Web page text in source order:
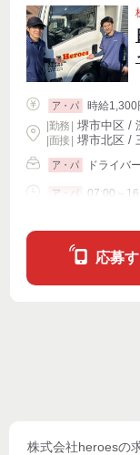
ア・パ
時給1,300
|勤務 堺市中区 /
| 面接 | 堺市北区 /
ア・パ ドライバ
ア・パ 07:00～
応募
株式会社heroesの